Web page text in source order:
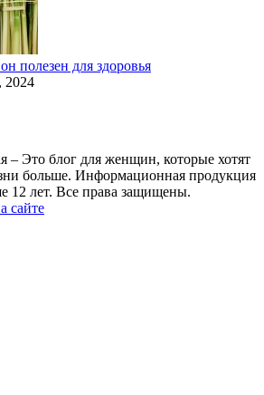
полезен для здоровья
2024
– Это блог для женщин, которые хотят
больше. Информационная продукция
12 лет. Все права защищены.
сайте